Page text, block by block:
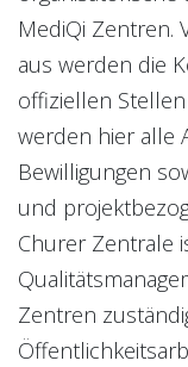
MediQi Zentren.
aus werden die
offiziellen Stellen
werden hier alle
Bewilligungen
und
Churer Zentrale
Zentren